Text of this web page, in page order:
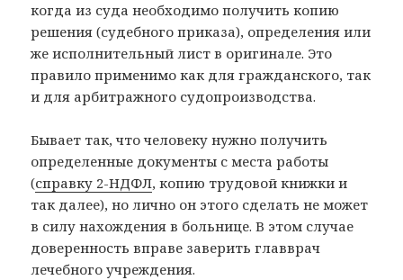
когда из суда необходимо получить копию
решения (судебного приказа), определения или
же исполнительный лист в оригинале. Это
правило применимо как для гражданского, так
и для арбитражного судопроизводства.
Бывает так, что человеку нужно получить
определенные документы с места работы
(справку 2-НДФЛ, копию трудовой книжки и
так далее), но лично он этого сделать не может
в силу нахождения в больнице. В этом случае
доверенность вправе заверить главврач
лечебного учреждения.